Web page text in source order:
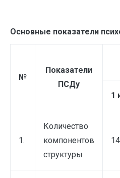
Основные показатели
№
Показатели
ПСДу
1
1.
Количество
компонентов
структуры
14